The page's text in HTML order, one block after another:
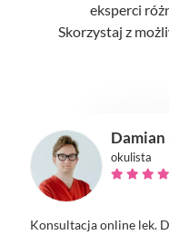
eksperci
Skorzystaj z
okulista
Konsultacja online lek.